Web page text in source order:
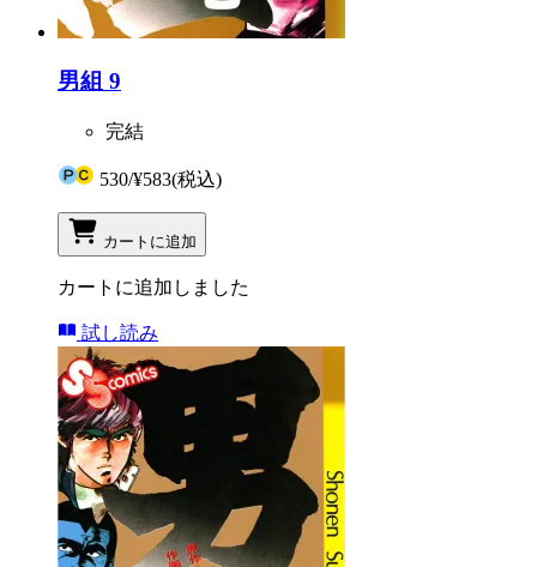
男組 9
完結
530/¥583(税込)
カートに追加
カートに追加しました
試し読み